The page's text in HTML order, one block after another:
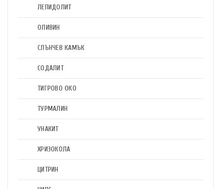
ЛЕПИДОЛИТ
ОЛИВИН
СЛЪНЧЕВ КАМЪК
СОДАЛИТ
ТИГРОВО ОКО
ТУРМАЛИН
УНАКИТ
ХРИЗОКОЛА
ЦИТРИН